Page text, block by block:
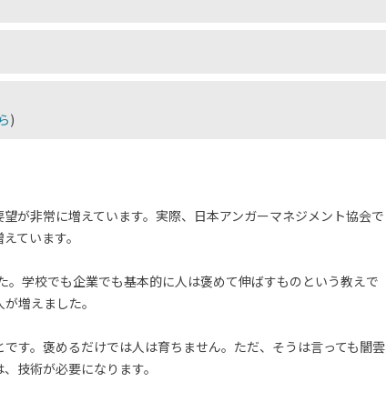
)
が非常に増えています。実際、日本アンガーマネジメント協会で
ています。
学校でも企業でも基本的に人は褒めて伸ばすものという教えで
増えました。
す。褒めるだけでは人は育ちません。ただ、そうは言っても闇雲
技術が必要になります。